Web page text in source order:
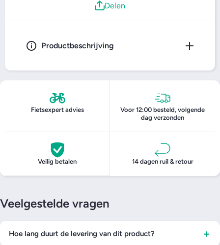
Delen
Productbeschrijving
Fietsexpert advies
Voor 12:00 besteld, volgende
dag verzonden
Veilig betalen 14 dagen ruil & retour
Veelgestelde vragen
Hoe lang duurt de levering van dit product? +